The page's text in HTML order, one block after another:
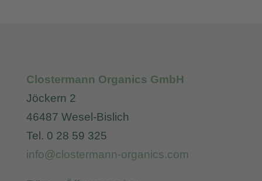
Clostermann Organics GmbH
Jöckern 2
46487 Wesel-Bislich
Tel. 0 28 59 325
info@clostermann-organics.com